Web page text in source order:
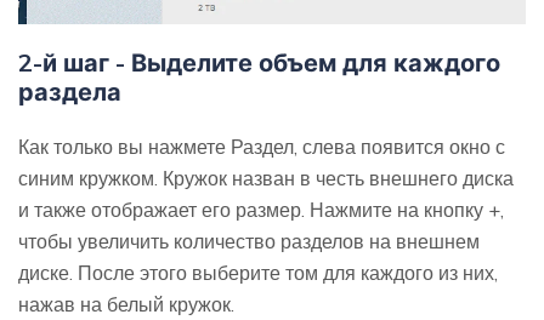
2-й шаг - Выделите объем для каждого
раздела
Как только вы нажмете Раздел, слева появится окно с
синим кружком. Кружок назван в честь внешнего диска
и также отображает его размер. Нажмите на кнопку +,
чтобы увеличить количество разделов на внешнем
диске. После этого выберите том для каждого из них,
нажав на белый кружок.